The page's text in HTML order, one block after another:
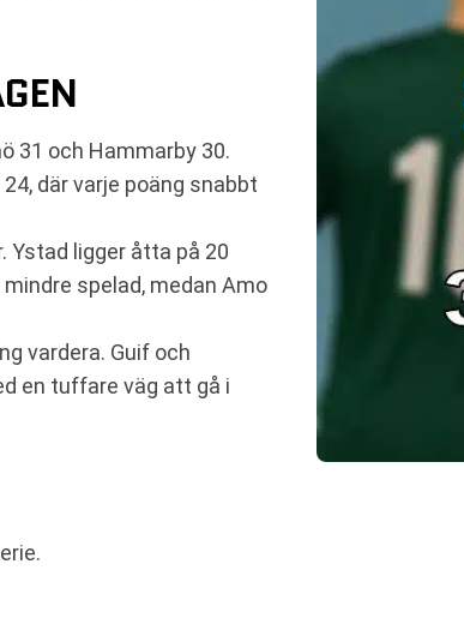
31 och Hammarby 30.
där varje poäng snabbt
ligger åtta på 20
spelad, medan Amo
vardera. Guif och
en tuffare väg att gå i